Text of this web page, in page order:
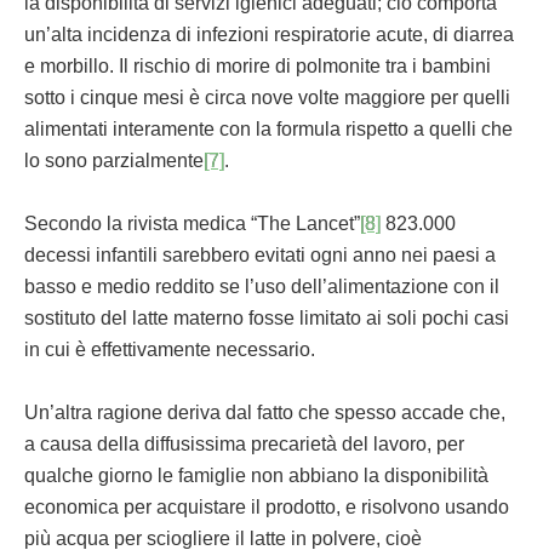
un’alta incidenza di infezioni respiratorie acute, di diarrea
e morbillo. Il rischio di morire di polmonite tra i bambini
sotto i cinque mesi è circa nove volte maggiore per quelli
alimentati interamente con la formula rispetto a quelli che
lo sono parzialmente[7].
Secondo la rivista medica “The Lancet”[8] 823.000
decessi infantili sarebbero evitati ogni anno nei paesi a
basso e medio reddito se l’uso dell’alimentazione con il
sostituto del latte materno fosse limitato ai soli pochi casi
in cui è effettivamente necessario.
Un’altra ragione deriva dal fatto che spesso accade che,
a causa della diffusissima precarietà del lavoro, per
qualche giorno le famiglie non abbiano la disponibilità
economica per acquistare il prodotto, e risolvono usando
più acqua per sciogliere il latte in polvere, cioè